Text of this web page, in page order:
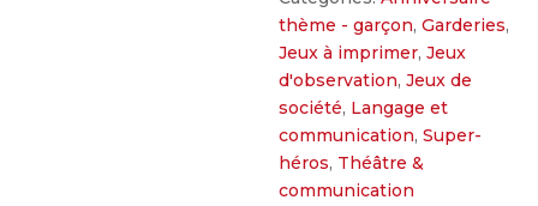
thème - garçon,Garderies,
Jeux à imprimer,Jeux
d'observation,Jeux de
société, Langage et
communication,Super-
héros, Théâtre &
communication